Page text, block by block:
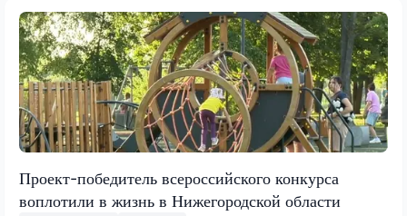
Проект-победитель всероссийского конкурса
воплотили в жизнь в Нижегородской области